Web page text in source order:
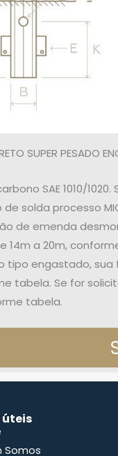
SUPER PESADO
SAE 1010/
solda processo
de emenda
14m a 20m,
tipo engastado,
tabela. Se for
tabela.
úteis
Somos